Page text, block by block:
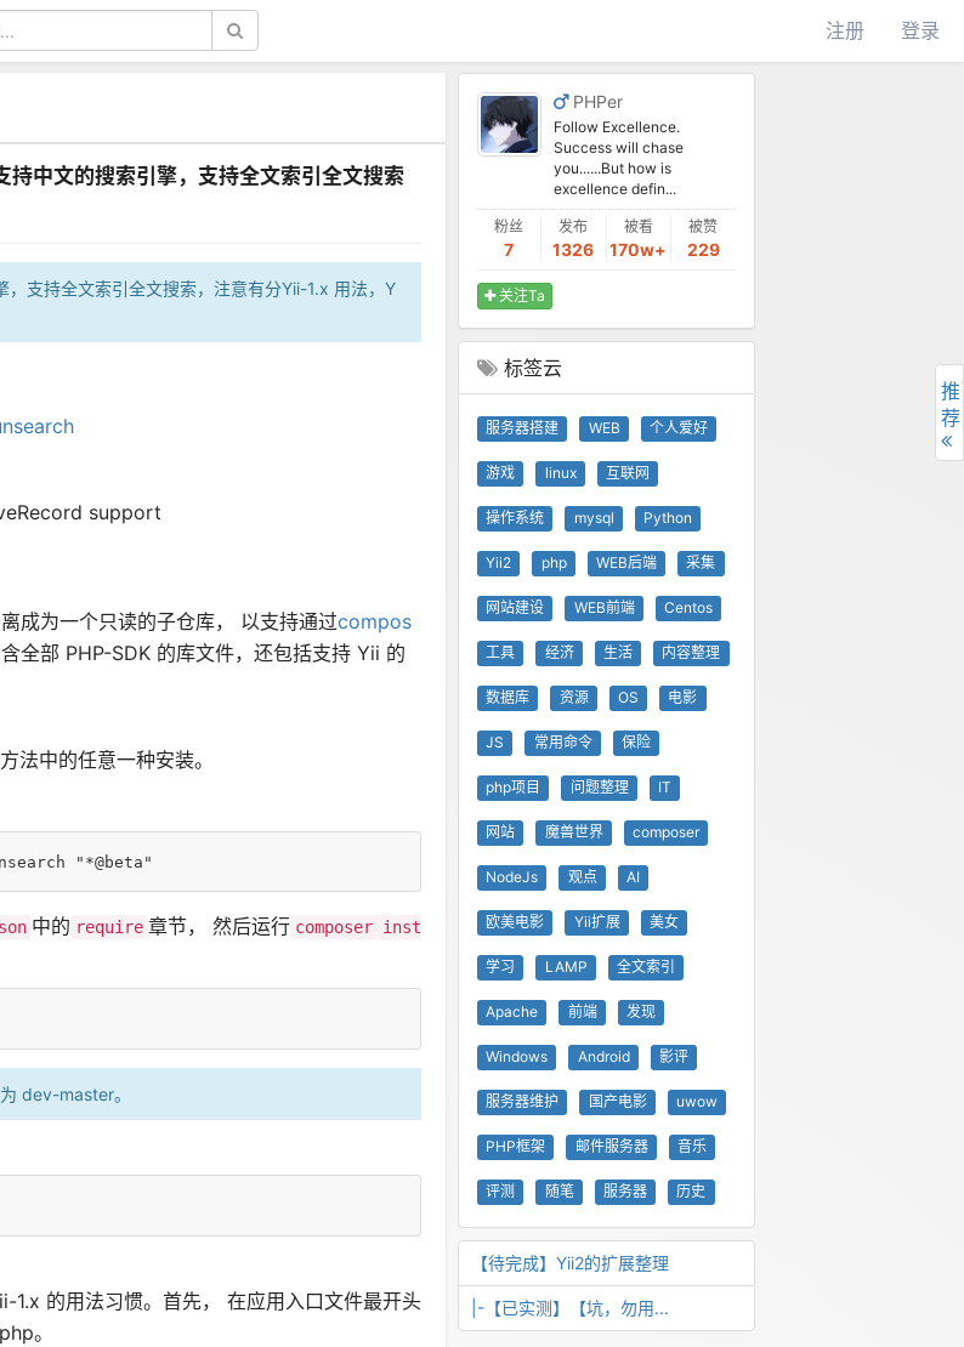
注册 登录
中文的搜索引擎，支持全文索引全文搜索
支持全文索引全文搜索，注意有分Yii-1.x 用法，Y
support
成为一个只读的子仓库， 以支持通过compos
全部 PHP-SDK 的库文件，还包括支持 Yii 的
中的任意一种安装。
"*@beta "
中的 require 章节， 然后运行 composer inst
dev-master。
的用法习惯。首先， 在应用入口文件最开头
。
PHPer
Follow Excellence.
Success will chase
you......But how is
excellence defin...
粉丝
7
发布
1326
被看
170w+
被赞
229
关注Ta
标签云
服务器搭建 WEB 个人爱好
游戏 linux 互联网
操作系统 mysql Python
Yii2 php WEB后端 采集
网站建设 WEB前端 Centos
工具 经济 生活 内容整理
数据库 资源 OS 电影
JS 常用命令 保险
php项目 问题整理 IT
网站 魔兽世界 composer
NodeJs 观点 AI
欧美电影 Yii扩展 美女
学习 LAMP 全文索引
Apache 前端 发现
Windows Android 影评
服务器维护 国产电影 uwow
PHP框架 邮件服务器 音乐
评测 随笔 服务器 历史
【待完成】Yii2的扩展整理
|-【已实测】【坑，勿用...
推
荐